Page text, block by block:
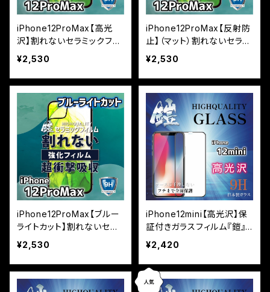
iPhone12ProMax【高光
沢】割れないセラミックフィ
ルム『鎧』全面フルカバー
¥2,530
iPhone12ProMax【反射防
止】（マット）割れないセラミ
ックフィルム『鎧』全面フル
カバー
¥2,530
iPhone12ProMax【ブルー
ライトカット】割れないセラ
ミックフィルム『鎧』全面フル
カバー
¥2,530
iPhone12mini【高光沢】保
証付きガラスフィルム『鎧』
全面フルカバー
¥2,420